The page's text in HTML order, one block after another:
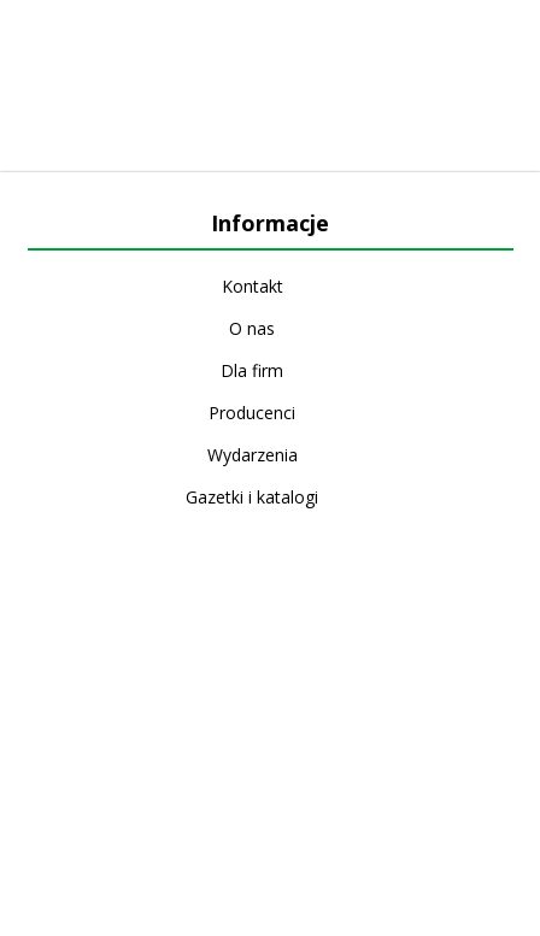
Informacje
Kontakt
O nas
Dla firm
Producenci
Wydarzenia
Gazetki i katalogi